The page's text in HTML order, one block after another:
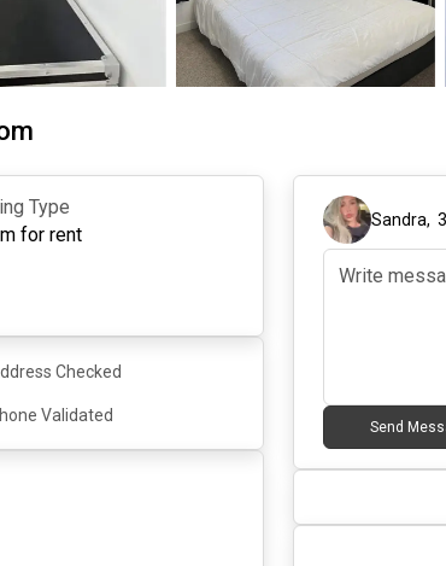
Type
for rent
Checked
Validated
Sandra,
Send